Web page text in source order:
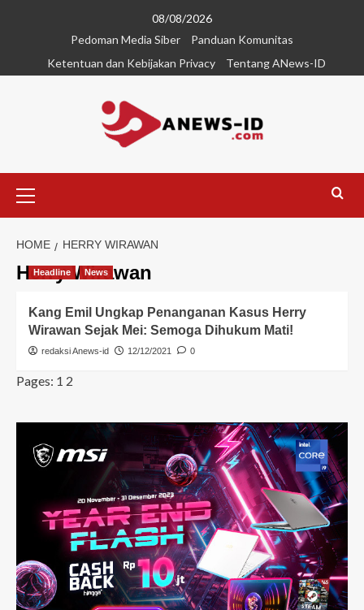
08/08/2026
Pedoman Media Siber
Panduan Komunitas
Ketentuan dan Kebijakan Privacy
Tentang ANews-ID
HOME HERRY WIRAWAN
Herry Wirawan
Headline News
Kang Emil Ungkap Penanganan Kasus Herry
Wirawan Sejak Mei: Semoga Dihukum Mati!
redaksi Anews-id 12/12/2021 0
Pages: 1 2